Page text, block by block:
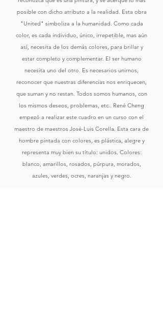
posible con dicho atributo a la realidad. Esta obra
"United" simboliza a la humanidad. Como cada
color, es cada individuo, único, irrepetible, mas aún
así, necesita de los demás colores, para brillar y
estar completo y complementar. El ser humano
necesita uno del otro. Es necesarios unirnos,
reconocer que nuestras diferencias nos enriquecen,
que suman y no restan. Todos somos humanos, con
los mismos deseos, problemas, etc.. René Cheng
empezó a realizar este cuadro en un curso con el
maestro de maestros José-Luis Corella. Esta cara de
hombre pintada con colores, es plástica, alegre y
representa muy bien su título: unidos. Colores:
blanco, amarillos, rosados, púrpura, morados,
azules, verdes, ocres, naranjas y negro.